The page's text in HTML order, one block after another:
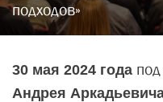
ПРОШЕДШИЕ
ПАРТНЁРЫ
подходов»
30 мая 2024 года
Андрея